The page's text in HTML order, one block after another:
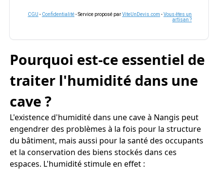
CGU - Confidentialité- Service proposé parViteUnDevis.com -Vous êtes un
artisan ?
Pourquoi est-ce essentiel de
traiter l'humidité dans une
cave ?
L'existence d'humidité dans une cave à Nangis peut
engendrer des problèmes à la fois pour la structure
du bâtiment, mais aussi pour la santé des occupants
et la conservation des biens stockés dans ces
espaces. L'humidité stimule en effet :